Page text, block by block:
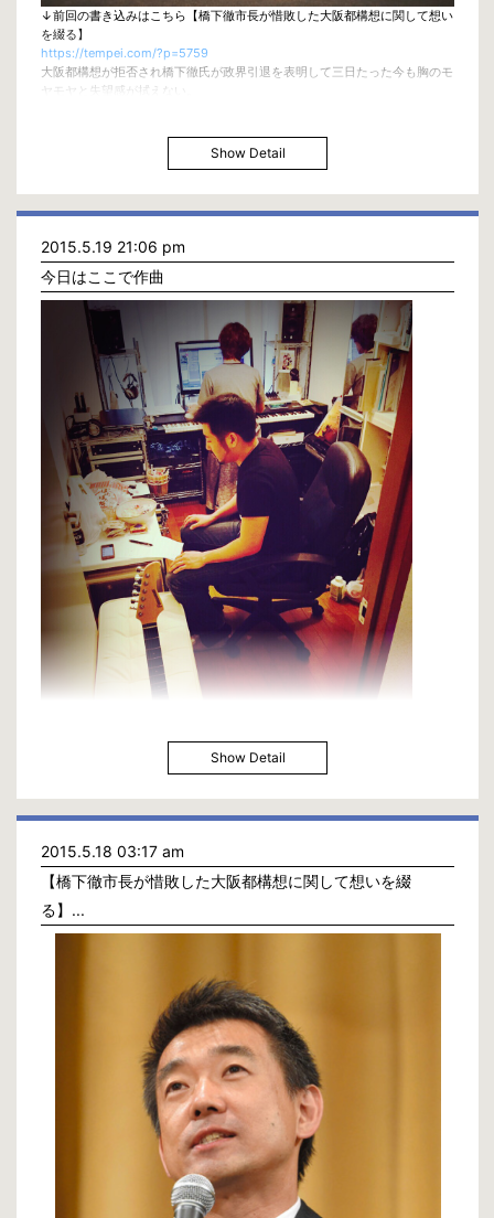
http://20150726.peatix.com/view
事務所 : beth@bethcompany.com / 06-6462-4055
↓前回の書き込みはこちら【橋下徹市長が惜敗した大阪都構想に関して想い
を綴る】
https://tempei.com/?p=5759
大阪都構想が拒否され橋下徹氏が政界引退を表明して三日たった今も胸のモ
ヤモヤと失望感が拭えない。
それは2度目のチャンスがある時に限って言えるものである。
事はざらです。
それには善し悪しがあり、今回はマイナスの方に作用した様に思います。
山の向うの景色はどんなにミーティングしてもわからず、まず一歩踏み出し
頂上に登りそこで初めて物事が見えます。
「大きく出る杭」の橋下徹氏と維新のやり方が気に入らない人が多い理由も
よくわかりますが、今の大阪に大きな問題があるのであれば都構想を実現さ
せてから起こるであろう問題点に大阪全体で取り組んで行けば良かったので
は？と思います。
橋下氏は約7年かけて、崖から落ちようとしていた人を助けようと試みて、
拒否された気持ちでしょう。
否決確定後の橋下市長の会見、あれは安堵もあったと思いますが大方は大阪
への諦め、呆れだったのではないでしょうか。
何も行動せずに橋下氏を批判するだけの政治家や知識者、これこそ本当に日
本を蝕む癌悪だと思います。
俺の親父がよく言っていた言葉「なんもやらん奴に限ってあれこれ文句言う
ねん、お父さんそういう奴が一番嫌いや」
そんな親父、尊敬してます(笑)
さて、モヤモヤと失望感とは今日でおさらばして大阪都構想に関しての書き
込みはここでやめます。
僕には僕の人生があり、僕自身のベストを尽くす。
リハビリも徐々に進んで来て今日は川原でおもいっきり自転車を走らせまし
先を走るおっちゃんに負けん気を出して熱くなり、知らない間に随分遠くま
で行ってしまった(笑)
童心に帰りました。
身体、徐々に良くなっております。ご心配無く。
Show Detail
2015.5.19 21:06 pm
今日はここで作曲
今日はここで作曲。
Show Detail
2015.5.18 03:17 am
【橋下徹市長が惜敗した大阪都構想に関して想いを綴
る】...